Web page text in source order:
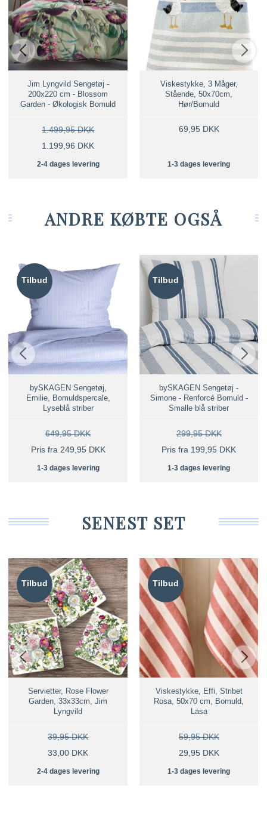
Jim Lyngvild Sengetøj -
200x220 cm - Blossom
Garden - Økologisk Bomuld
1.499,95 DKK
1.199,96 DKK
2-4 dages levering
Viskestykke, 3 Måger,
Stående, 50x70cm,
Hør/Bomuld
69,95 DKK
1-3 dages levering
ANDRE KØBTE OGSÅ
Tilbud
bySKAGEN Sengetøj,
Emilie, Bomuldspercale,
Lyseblå striber
649,95 DKK
Pris fra 249,95 DKK
1-3 dages levering
Tilbud
bySKAGEN Sengetøj -
Simone - Renforcé Bomuld -
Smalle blå striber
299,95 DKK
Pris fra 199,95 DKK
1-3 dages levering
SENEST SET
Tilbud
Servietter, Rose Flower
Garden, 33x33cm, Jim
Lyngvild
39,95 DKK
33,00 DKK
2-4 dages levering
Tilbud
Viskestykke, Effi, Stribet
Rosa, 50x70 cm, Bomuld,
Lasa
59,95 DKK
29,95 DKK
1-3 dages levering